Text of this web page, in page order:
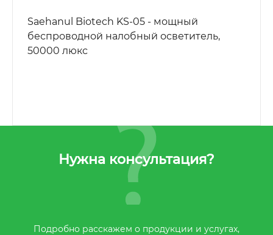
Saehanul Biotech KS-05 - мощный
беспроводной налобный осветитель,
50000 люкс
Нужна консультация?
Подробно расскажем о продукции и услугах,